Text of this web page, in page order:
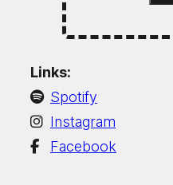
Links:
Spotify
Instagram
Facebook